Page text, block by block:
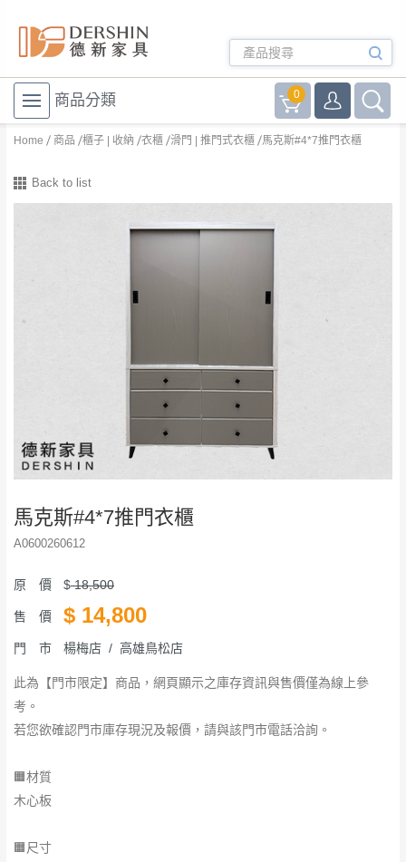
商品分類 0
Home 商品 櫃子 | 收納 衣櫃 滑門 | 推門式衣櫃 馬克斯#4*7推門衣櫃
Back to list
馬克斯#4*7推門衣櫃
A0600260612
原 價 $18,500
售 價 $ 14,800
門 市 楊梅店 / 高雄鳥松店
此為【門市限定】商品，網頁顯示之庫存資訊與售價僅為線上參
考。
若您欲確認門市庫存現況及報價，請與該門市電話洽詢。
🟧材質
木心板
🟧尺寸